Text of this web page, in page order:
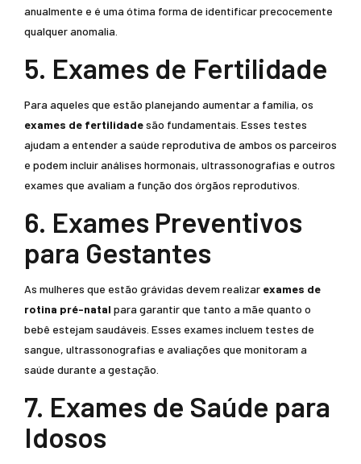
anualmente e é uma ótima forma de identificar precocemente
qualquer anomalia.
5. Exames de Fertilidade
Para aqueles que estão planejando aumentar a família, os
exames de fertilidadesão fundamentais. Esses testes
ajudam a entender a saúde reprodutiva de ambos os parceiros
e podem incluir análises hormonais, ultrassonografias e outros
exames que avaliam a função dos órgãos reprodutivos.
6. Exames Preventivos
para Gestantes
As mulheres que estão grávidas devem realizar exames de
rotina pré-natal para garantir que tanto a mãe quanto o
bebê estejam saudáveis. Esses exames incluem testes de
sangue, ultrassonografias e avaliações que monitoram a
saúde durante a gestação.
7. Exames de Saúde para
Idosos